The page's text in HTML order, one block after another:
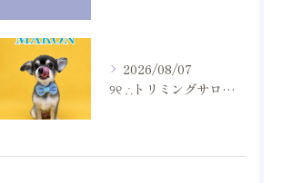
2026/08/07
୨୧ ∴トリミングサロン∴ ୨୧